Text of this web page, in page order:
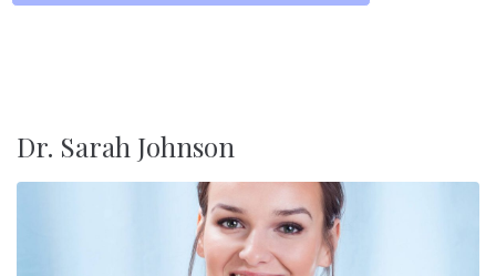
Dr. Sarah Johnson